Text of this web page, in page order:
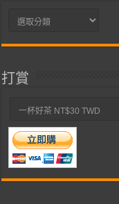
分
打賞